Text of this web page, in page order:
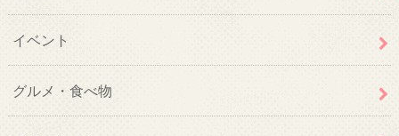
イベント
グルメ・食べ物